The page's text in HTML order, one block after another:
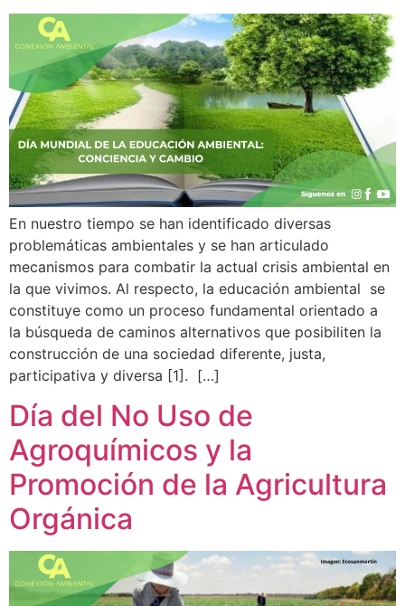
En nuestro tiempo se han identificado diversas
problemáticas ambientales y se han articulado
mecanismos para combatir la actual crisis ambiental en
la que vivimos. Al respecto, la educación ambiental se
constituye como un proceso fundamental orientado a
la búsqueda de caminos alternativos que posibiliten la
construcción de una sociedad diferente, justa,
participativa y diversa [1]. […]
Día del No Uso de
Agroquímicos y la
Promoción de la Agricultura
Orgánica